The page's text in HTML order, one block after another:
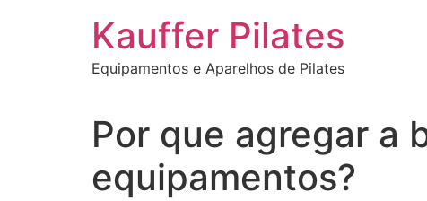
Kauffer Pilates
Equipamentos e Aparelhos de Pilates
Por que agregar a
equipamentos?